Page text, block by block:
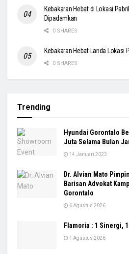
Kebakaran Hebat di Lokasi
Dipadamkan
0 SHARES
Kebakaran Hebat Landa Lokasi
0 SHARES
Trending
Hyundai Gorontalo
Juta Selama Bulan
14 Januari 2023
Dr. Alvian Mato
Barisan Advokat
Gorontalo
6 Agustus 2026
Flamoria : 1 Sinergi,
1 Agustus 2026